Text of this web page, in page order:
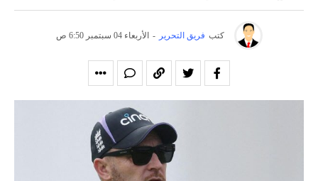
كتب فريق التحرير - الأربعاء 04 سبتمبر 6:50 ص